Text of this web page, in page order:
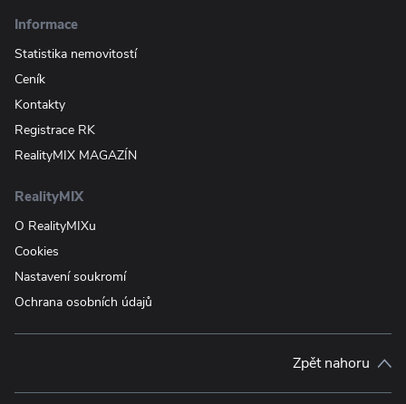
Informace
Statistika nemovitostí
Ceník
Kontakty
Registrace RK
RealityMIX MAGAZÍN
RealityMIX
O RealityMIXu
Cookies
Nastavení soukromí
Ochrana osobních údajů
Zpět nahoru